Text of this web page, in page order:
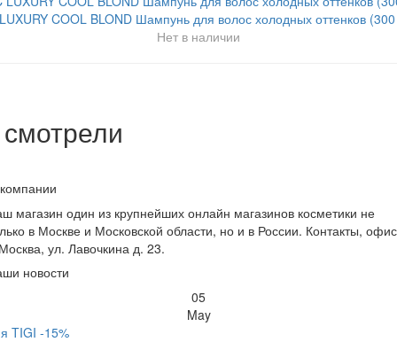
COOL BLOND Шампунь для волос холодных оттенков
Нет в наличии
магазин один из крупнейших онлайн магазинов косметики не
в Москве и Московской области, но и в России. Контакты,
ул. Лавочкина д. 23.
новости
05
May
TIGI -15%